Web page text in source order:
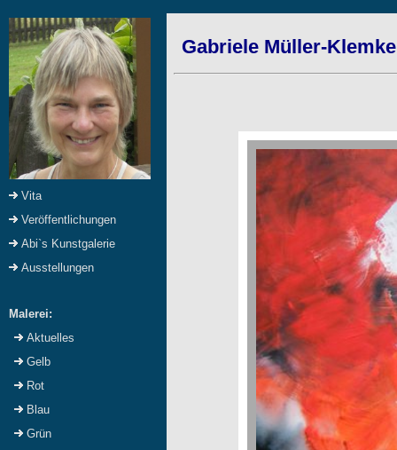
Vita
Veröffentlichungen
Abi`s Kunstgalerie
Ausstellungen
Malerei:
Aktuelles
Gelb
Rot
Blau
Grün
Gabriele Müller-